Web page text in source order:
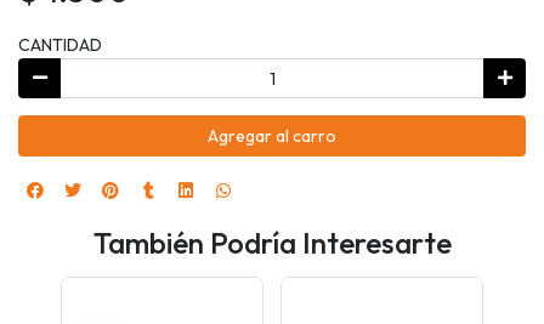
CANTIDAD
Agregar al carro
También Podría Interesarte